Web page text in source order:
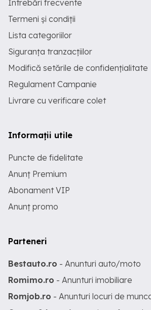
Întrebări frecvente
Termeni și condiții
Lista categoriilor
Siguranța tranzacțiilor
Modifică setările de confidențialitate
Regulament Campanie
Livrare cu verificare colet
Informații utile
Puncte de fidelitate
Anunț Premium
Abonament VIP
Anunț promo
Parteneri
Bestauto.ro - Anunturi auto/moto
Romimo.ro - Anunturi imobiliare
Romjob.ro - Anunturi locuri de